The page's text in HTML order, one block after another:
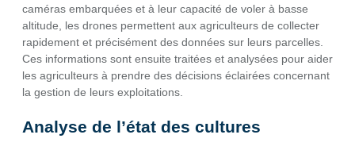
caméras embarquées et à leur capacité de voler à basse
altitude, les drones permettent aux agriculteurs de collecter
rapidement et précisément des données sur leurs parcelles.
Ces informations sont ensuite traitées et analysées pour aider
les agriculteurs à prendre des décisions éclairées concernant
la gestion de leurs exploitations.
Analyse de l’état des cultures